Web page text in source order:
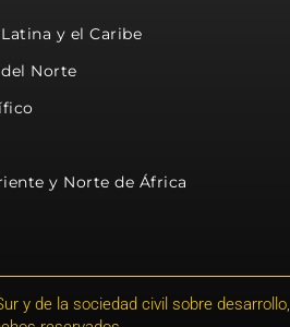
y el Caribe
Norte
y Norte de África
y de la sociedad civil sobre desarrollo,